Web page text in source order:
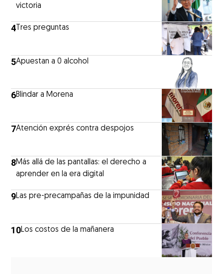
victoria
4 Tres preguntas
5Apuestan a 0 alcohol
6Blindar a Morena
7Atención exprés contra despojos
8Más allá de las pantallas: el derecho a
aprender en la era digital
9Las pre-precampañas de la impunidad
10Los costos de la mañanera